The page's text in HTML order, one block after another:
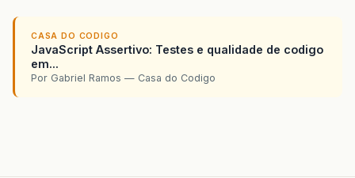
CASA DO CODIGO
JavaScript Assertivo: Testes e qualidade de codigo
em...
Por Gabriel Ramos — Casa do Codigo